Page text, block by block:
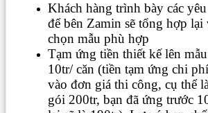
Khách hàng trình bày các
để bên Zamin sẽ tổng hợp lại
chọn mẫu phù hợp
Tạm ứng tiền thiết kế lên
10tr/ căn (tiền tạm ứng chi
vào đơn giá thi công, cụ thể
gói 200tr, bạn đã ứng trước